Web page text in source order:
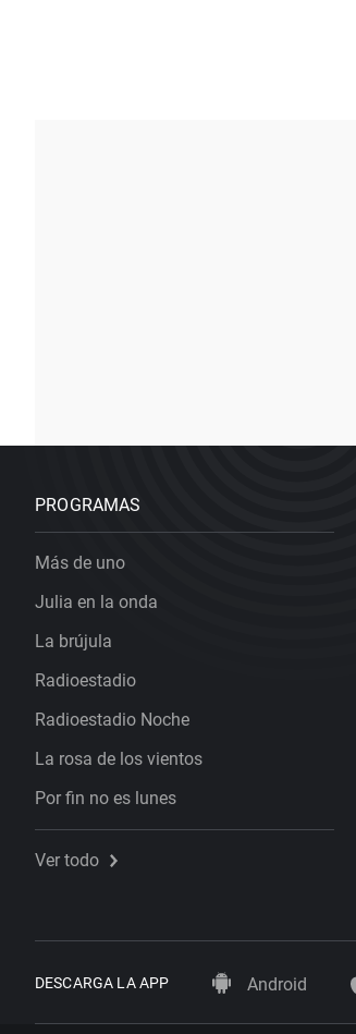
PROGRAMAS
Más de uno
Julia en la onda
La brújula
Radioestadio
Radioestadio Noche
La rosa de los vientos
Por fin no es lunes
Ver todo
DESCARGA LA APP Android